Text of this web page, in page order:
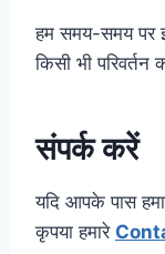
हम समय-समय पर
किसी भी परिवर्तन
संपर्क करें
यदि आपके पास
कृपया हमारे